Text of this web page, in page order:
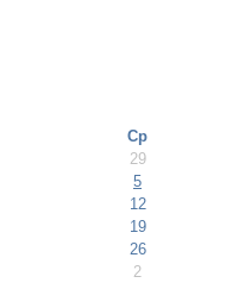
Ср
29
5
12
19
26
2